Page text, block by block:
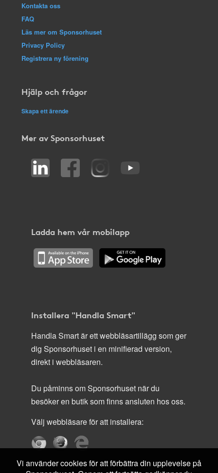
Kontakta oss
FAQ
Läs mer om Sponsorhuset
Privacy Policy
Registrera ny förening
Hjälp och frågor
Skapa ett ärende
Mer av Sponsorhuset
Ladda hem vår mobilapp
Installera "Handla Smart"
Handla Smart är ett webbläsartillägg som ger
dig Sponsorhuset i en minifierad version,
direkt i webbläsaren.
Du påminns om Sponsorhuset när du
besöker en butik som finns ansluten hos oss.
Välj webbläsare för att installera:
Vi använder cookies för att förbättra din upplevelse på